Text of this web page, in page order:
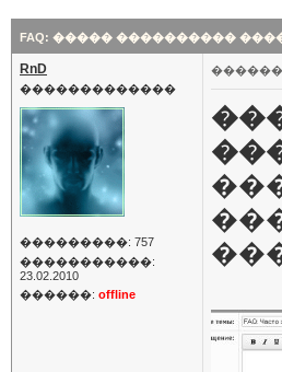
FAQ: ����� ����������
RnD
�������������
���������: 757
�����������:
23.02.2010
������: offline